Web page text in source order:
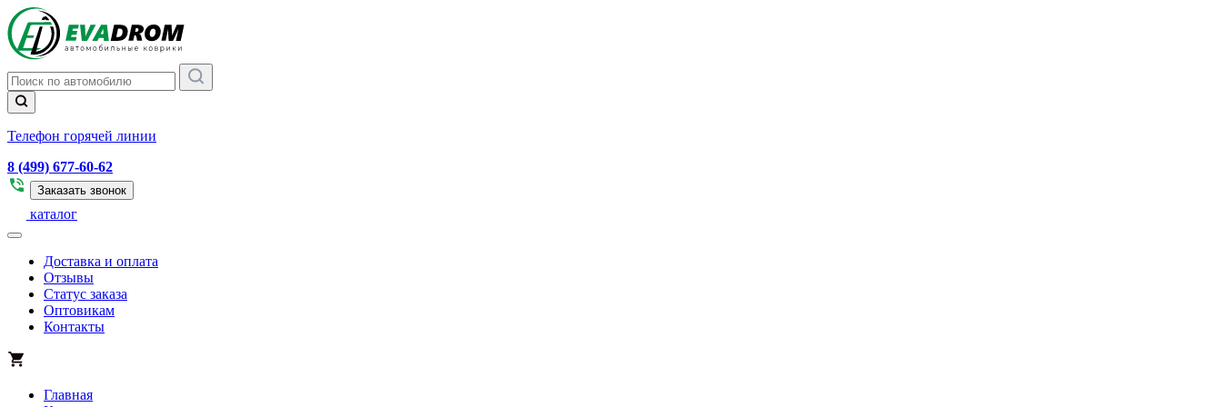
Телефон горячей линии
8 (499) 677-60-62
Заказать звонок
каталог
Доставка и оплата
Отзывы
Статус заказа
Оптовикам
Контакты
Главная